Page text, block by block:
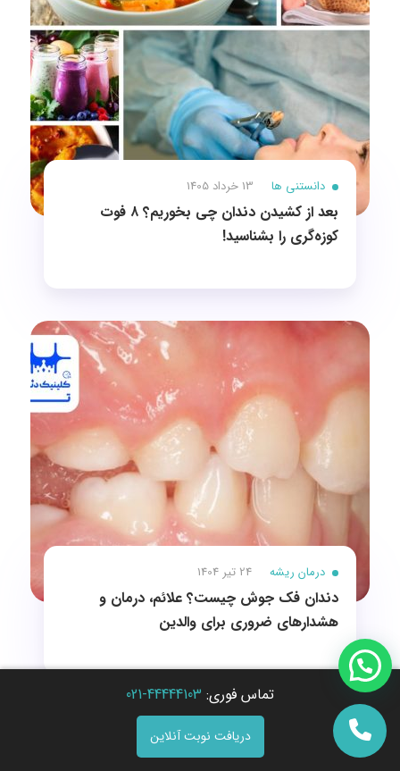
دانستنی ها 13 خرداد 1405
بعد از کشیدن دندان چی بخوریم؟ ۸ فوت
کوزه‌گری را بشناسید!
درمان ریشه 24 تیر 1404
دندان فک جوش چیست؟ علائم، درمان و
هشدارهای ضروری برای والدین
تماس فوری: 44444103-021
دریافت نوبت آنلاین